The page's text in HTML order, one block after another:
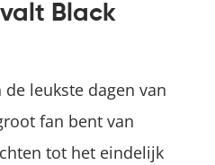
Black
de leukste dagen van
fan bent van
tot het eindelijk